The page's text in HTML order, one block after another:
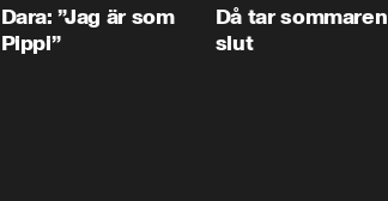
Dara: ”Jag är som
Pippi”
Då tar sommaren
slut